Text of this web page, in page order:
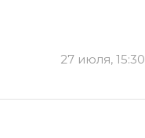
27 июля, 15:30